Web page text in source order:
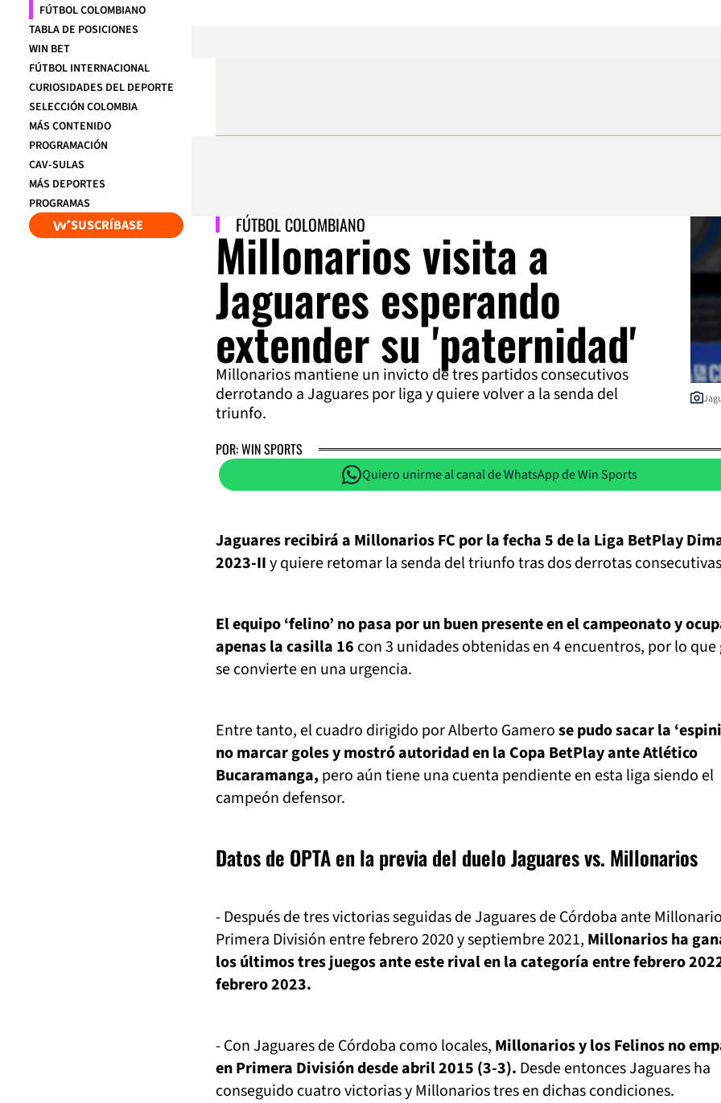
FÚTBOL COLOMBIANO
TABLA DE POSICIONES
WIN BET
FÚTBOL INTERNACIONAL
CURIOSIDADES DEL DEPORTE
SELECCIÓN COLOMBIA
MÁS CONTENIDO
PROGRAMACIÓN
CAV-SULAS
MÁS DEPORTES
PROGRAMAS
SUSCRÍBASE FÚTBOL COLOMBIANO
Millonarios visita a
Jaguares esperando
extender su 'paternidad'
Millonarios mantiene un invicto de tres partidos consecutivos
derrotando a Jaguares por liga y quiere volver a la senda del
triunfo.
POR: WIN SPORTS
Quiero unirme al canal de WhatsApp de Win Sports
Jaguares recibirá a Millonarios FC por la fecha 5 de la Liga BetPlay
2023-IIy quiere retomar la senda del triunfo tras dos derrotas
El equipo ‘felino’ no pasa por un buen presente en el campeonato y
apenas la casilla 16 con 3 unidades obtenidas en 4 encuentros, por lo que
se convierte en una urgencia.
Entre tanto, el cuadro dirigido por Alberto Gamerose pudo sacar la
no marcar goles y mostró autoridad en la Copa BetPlay ante Atlético
Bucaramanga, pero aún tiene una cuenta pendiente en esta liga siendo el
campeón defensor.
Datos de OPTA en la previa del duelo Jaguares vs. Millonarios
- Después de tres victorias seguidas de Jaguares de Córdoba ante
Primera División entre febrero 2020 y septiembre 2021, Millonarios ha
los últimos tres juegos ante este rival en la categoría entre febrero
febrero 2023.
- Con Jaguares de Córdoba como locales, Millonarios y los Felinos no
en Primera División desde abril 2015 (3-3). Desde entonces Jaguares ha
conseguido cuatro victorias y Millonarios tres en dichas condiciones.